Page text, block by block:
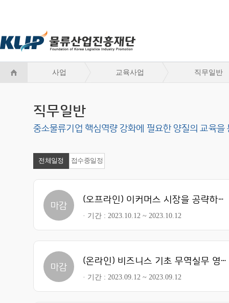
사업 교육사업 직무일반
직무일반
중소물류기업 핵심역량 강화에 필요한 양질의 교육
전체일정 접수중일정
마감 (오프라인) 이커머스 시장을 공략하는 물류혁신솔루션
기간 2023.10.12 ~ 2023.10.12
마감 (온라인) 비즈니스 기초 무역실무 영어 Ⅱ
기간 2023.09.12 ~ 2023.09.12